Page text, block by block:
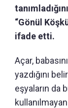
“Gönül
ifade etti.
Açar,
yazdığını
eşyaların da